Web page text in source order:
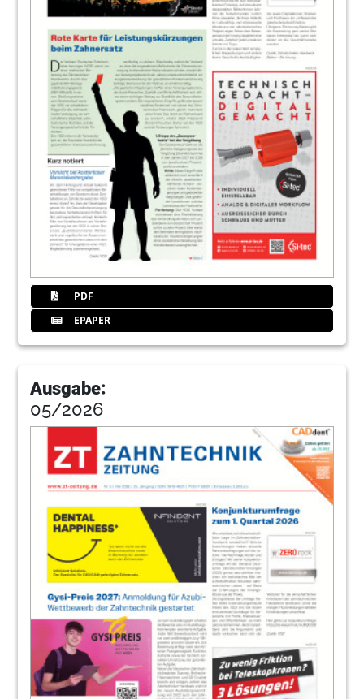
Neues Jahr, neue
Weiterbildungsmöglichkeiten
Redaktion
PDF
EPAPER
Ausgabe:
05/2026